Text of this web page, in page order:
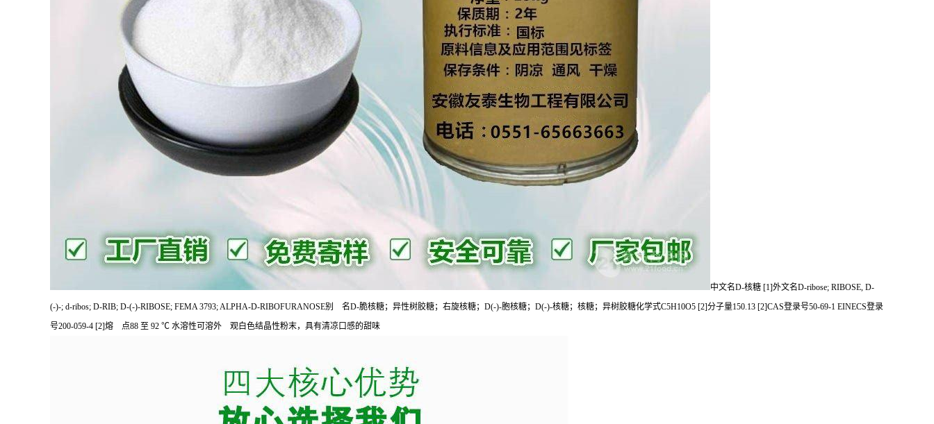
中文名D-核糖 [1]外文名D-ribose; RIBOSE, D-
(-)-; d-ribos; D-RIB; D-(-)-RIBOSE; FEMA 3793; ALPHA-D-RIBOFURANOSE别 名D-脆核糖；异性树胶糖；右旋核糖；D(-)-胞核糖；D(-)-核糖；核糖；异树胶糖化学式C5H10O5 [2]分子量150.13 [2]CAS登录号50-69-1 EINECS登录
号200-059-4 [2]熔 点88 至 92 ℃ 水溶性可溶外 观白色结晶性粉末，具有清凉口感的甜味